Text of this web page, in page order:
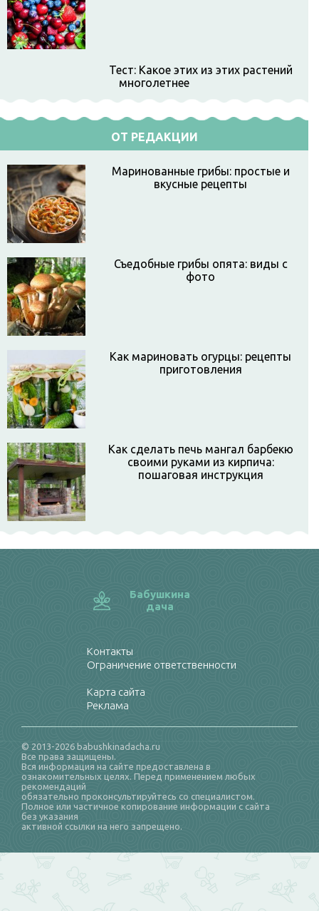
Тест: Какое этих из этих растений
многолетнее
ОТ РЕДАКЦИИ
Маринованные грибы: простые и
вкусные рецепты
Съедобные грибы опята: виды с
фото
Как мариновать огурцы: рецепты
приготовления
Как сделать печь мангал барбекю
своими руками из кирпича:
пошаговая инструкция
Бабушкина
дача
Контакты
Ограничение ответственности
Карта сайта
Реклама
© 2013-2026 babushkinadacha.ru
Все права защищены.
Вся информация на сайте предоставлена в
ознакомительных целях. Перед применением любых
рекомендаций
обязательно проконсультируйтесь со специалистом.
Полное или частичное копирование информации с сайта
без указания
активной ссылки на него запрещено.